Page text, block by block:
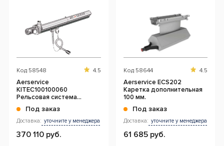
Код 58548 4.5
Aerservice
KITEC100100060
Рельсовая система
кареткой 100 мм.
Под заказ
Доставка: уточните у менеджера
370 110 руб.
Код 58644 4.5
Aerservice ECS202
Каретка дополнительная
100 мм.
Под заказ
Доставка: уточните у менеджера
61 685 руб.